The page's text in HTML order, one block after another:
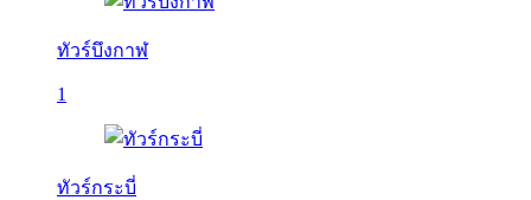
ทัวร์บึงกาฬ
1
ทัวร์กระบี่